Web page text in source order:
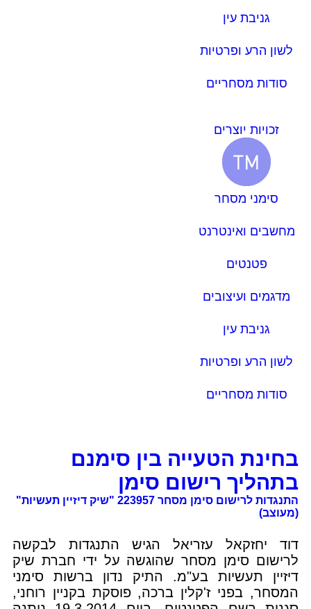
גניבת עין
לשון הרע ופרטיות
סודות מסחריים
זכויות יוצרים
סימני מסחר
מחשבים ואינטרנט
פטנטים
מדגמים ועיצובים
גניבת עין
לשון הרע ופרטיות
סודות מסחריים
בחינת הטעייה בין סימנם
בתהליך רישום סימן
התנגדות לרישום סימן מסחר 223957 "שיק דיזיין תעשיות"
(מעוצב)
דוד יחזקאל עזריאל הגיש התנגדות לבקשה
לרישום סימן מסחר שהוגשה על ידי חברת שיק
דיזיין תעשיות בע"מ. התיק נדון ברשות סימני
המסחר, בפני ז'קלין ברכה, פוסקת בקניין רוחני,